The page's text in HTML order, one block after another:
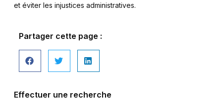
et éviter les injustices administratives.
Partager cette page :
Effectuer une recherche